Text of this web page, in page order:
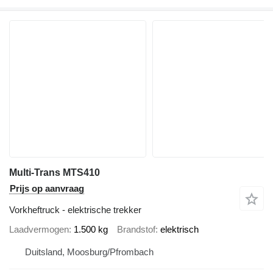
Multi-Trans MTS410
Prijs op aanvraag
Vorkheftruck - elektrische trekker
Laadvermogen 1.500 kg Brandstof elektrisch
Duitsland, Moosburg/Pfrombach